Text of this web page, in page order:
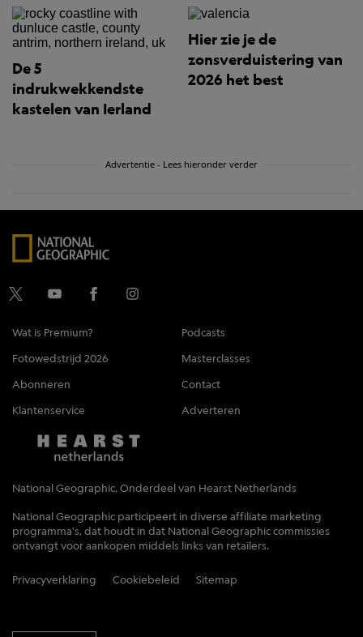
De 5
indrukwekkendste
kastelen van Ierland
Hier zie je de
zonsverduistering van
2026 het best
Advertentie - Lees hieronder verder
Wat is Premium?
Podcasts
Fotowedstrijd 2026
Masterclasses
Abonneren
Contact
Klantenservice
Adverteren
National Geographic, Onderdeel van Hearst Netherlands
National Geographic participeert in diverse affiliate marketing
programma's, dat houdt in dat National Geographic commissies
ontvangt voor aankopen middels links van retailers.
Privacyverklaring Cookiebeleid Sitemap